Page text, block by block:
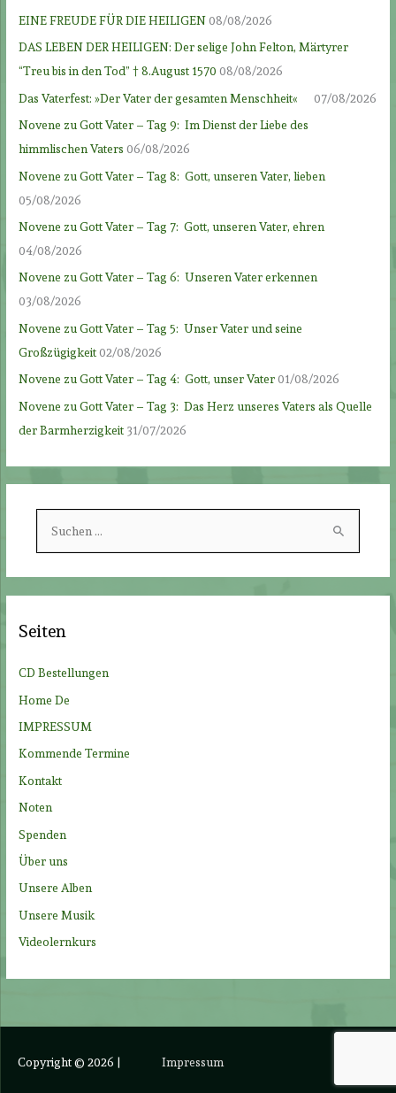
EINE FREUDE FÜR DIE HEILIGEN08/08/2026
DAS LEBEN DER HEILIGEN: Der selige John Felton, Märtyrer
“Treu bis in den Tod” † 8.August 1570 08/08/2026
Das Vaterfest: »Der Vater der gesamten Menschheit«
07/08/2026
Novene zu Gott Vater – Tag 9: Im Dienst der Liebe des
himmlischen Vaters 06/08/2026
Novene zu Gott Vater – Tag 8: Gott, unseren Vater, lieben
05/08/2026
Novene zu Gott Vater – Tag 7: Gott, unseren Vater, ehren
04/08/2026
Novene zu Gott Vater – Tag 6: Unseren Vater erkennen
03/08/2026
Novene zu Gott Vater – Tag 5: Unser Vater und seine
Großzügigkeit02/08/2026
Novene zu Gott Vater – Tag 4: Gott, unser Vater01/08/2026
Novene zu Gott Vater – Tag 3: Das Herz unseres Vaters als Quelle
der Barmherzigkeit 31/07/2026
n
h
:
Seiten
CD Bestellungen
Home De
IMPRESSUM
Kommende Termine
Kontakt
Noten
Spenden
Über uns
Unsere Alben
Unsere Musik
Videolernkurs
Copyright © 2026 | Impressum